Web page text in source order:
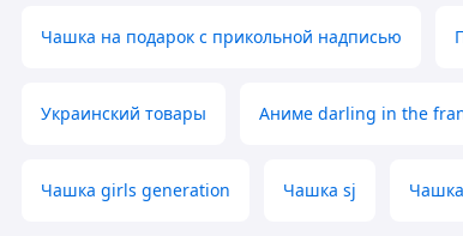
Чашка на подарок с прикольной надписью
Украинский товары Аниме darling in the
Чашка girls generation Чашка sj